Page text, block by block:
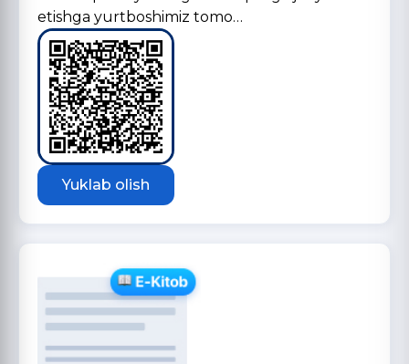
etishga yurtboshimiz tomo…
Yuklab olish